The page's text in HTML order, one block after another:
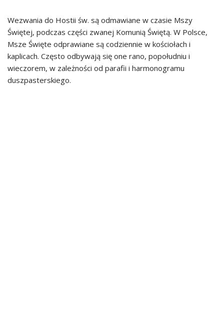
Wezwania do Hostii św. są odmawiane w czasie Mszy
Świętej, podczas części zwanej Komunią Świętą. W Polsce,
Msze Święte odprawiane są codziennie w kościołach i
kaplicach. Często odbywają się one rano, popołudniu i
wieczorem, w zależności od parafii i harmonogramu
duszpasterskiego.